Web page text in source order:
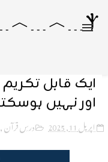
ایک قابل
اور نہیں
اپریل 11, 2025 درسِ قرآن,